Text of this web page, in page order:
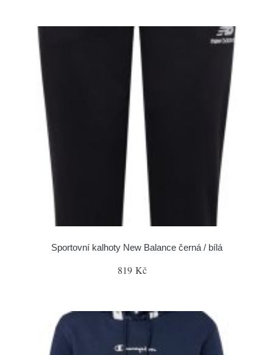
Sportovní kalhoty New Balance černá / bílá
819 Kč